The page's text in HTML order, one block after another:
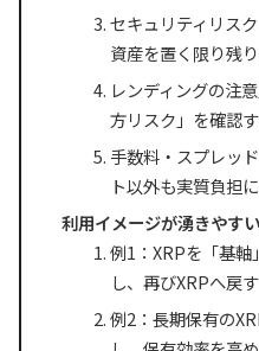
セキュリティリス
資産を置く限り残
レンディングの注
方リスク」を確認
手数料・スプレッ
ト以外も実質負担
利用イメージが湧きやす
例1：XRPを「基
し、再びXRPへ戻す
例2：長期保有の